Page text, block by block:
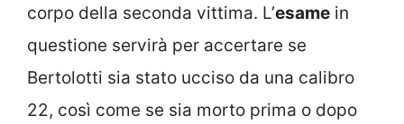
corpo della seconda vittima. L’esame in
questione servirà per accertare se
Bertolotti sia stato ucciso da una calibro
22, così come se sia morto prima o dopo